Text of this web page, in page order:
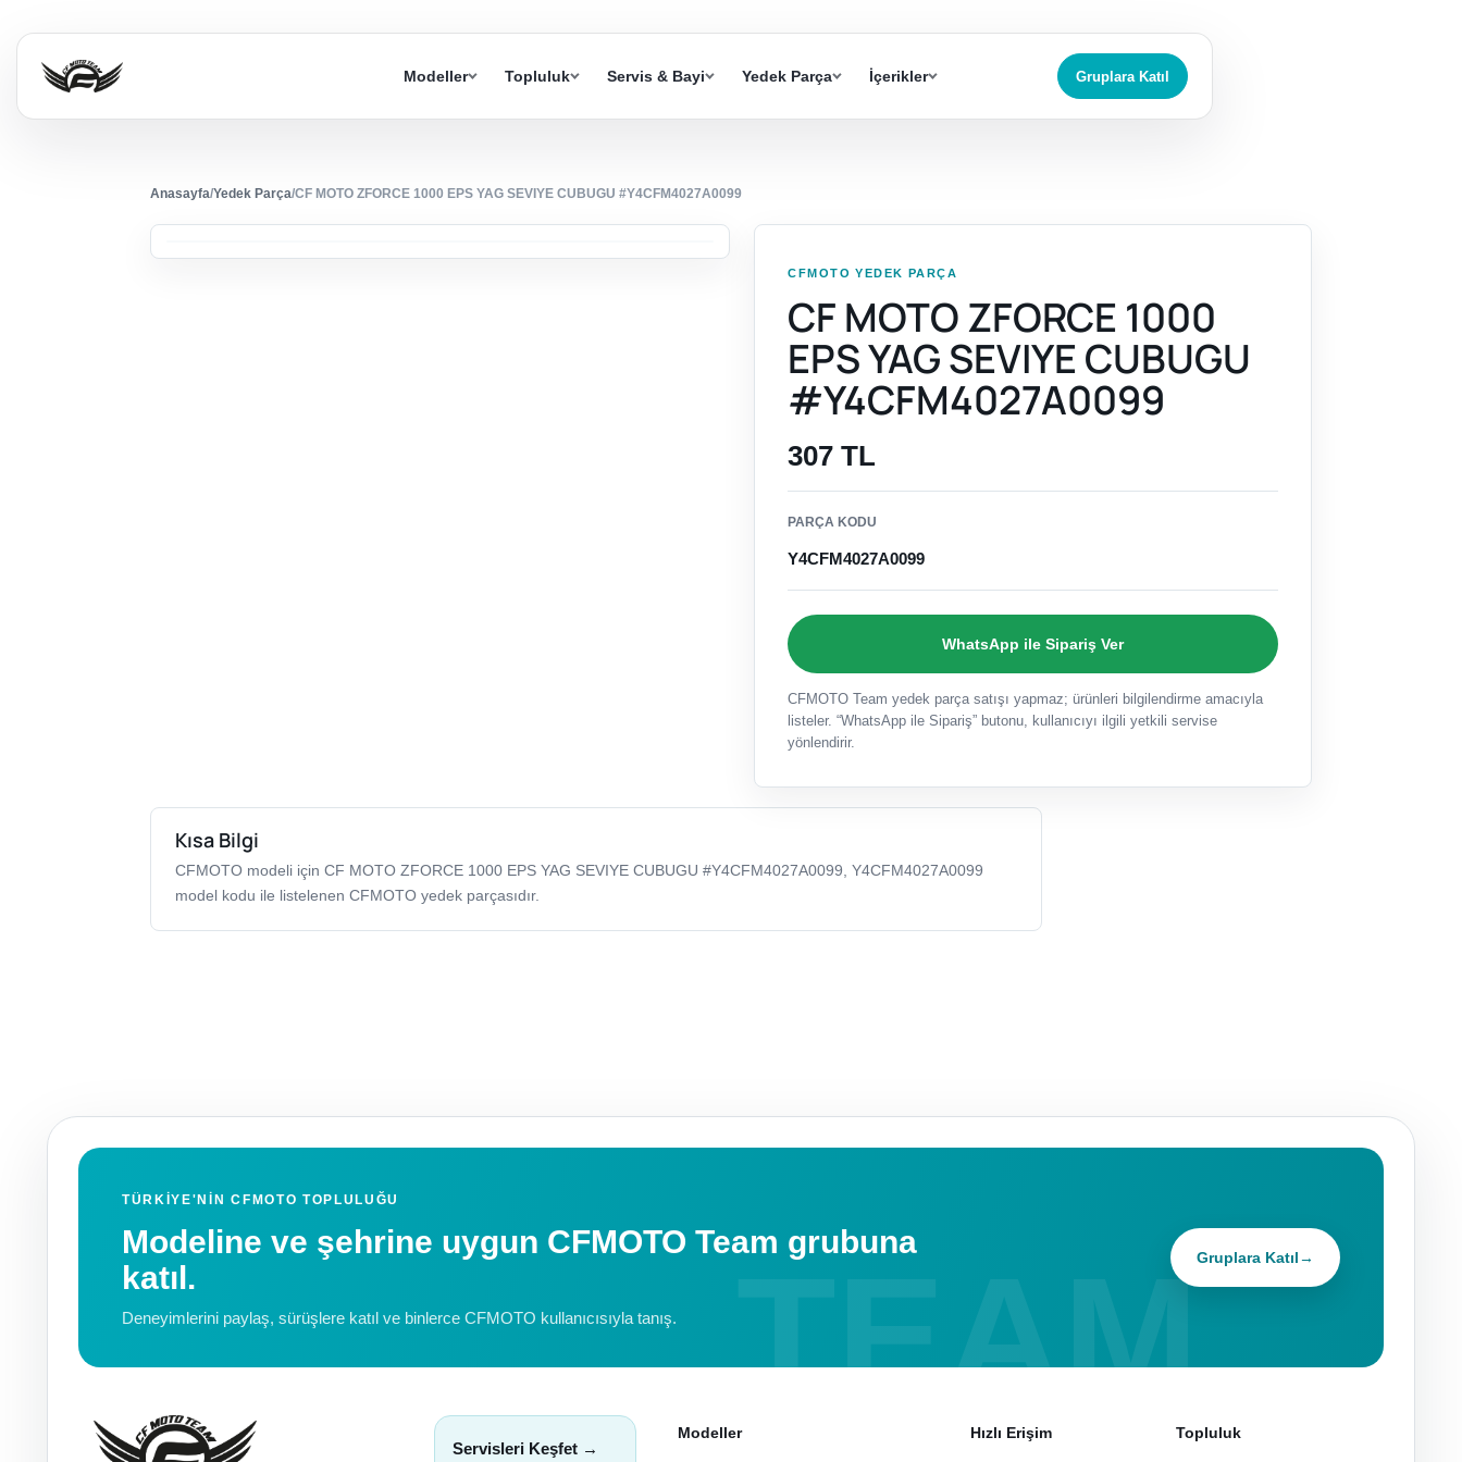
Modeller Topluluk Servis & Bayi Yedek Parça İçerikler Gruplara Katıl
Anasayfa/Yedek Parça/CF MOTO ZFORCE 1000 EPS YAG SEVIYE CUBUGU #Y4CFM4027A0099
CFMOTO YEDEK PARÇA
CF MOTO ZFORCE 1000
EPS YAG SEVIYE CUBUGU
#Y4CFM4027A0099
307 TL
PARÇA KODU
Y4CFM4027A0099
WhatsApp ile Sipariş Ver
CFMOTO Team yedek parça satışı yapmaz; ürünleri bilgilendirme amacıyla
listeler. “WhatsApp ile Sipariş” butonu, kullanıcıyı ilgili yetkili servise
yönlendirir.
Kısa Bilgi
CFMOTO modeli için CF MOTO ZFORCE 1000 EPS YAG SEVIYE CUBUGU #Y4CFM4027A0099, Y4CFM4027A0099
model kodu ile listelenen CFMOTO yedek parçasıdır.
TÜRKIYE'NIN CFMOTO TOPLULUĞU
Modeline ve şehrine uygun CFMOTO Team grubuna
katıl.
Deneyimlerini paylaş, sürüşlere katıl ve binlerce CFMOTO kullanıcısıyla tanış.
Gruplara Katıl→
Servisleri Keşfet →
Modeller Hızlı Erişim Topluluk